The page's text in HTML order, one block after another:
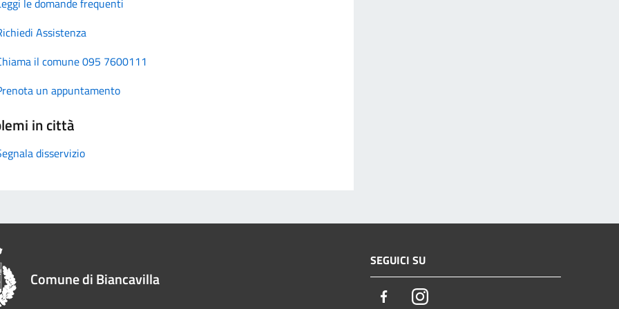
Assistenza
il comune 095 7600111
un appuntamento
in città
disservizio
Comune di Biancavilla
SEGUICI SU
FacebookInstagram